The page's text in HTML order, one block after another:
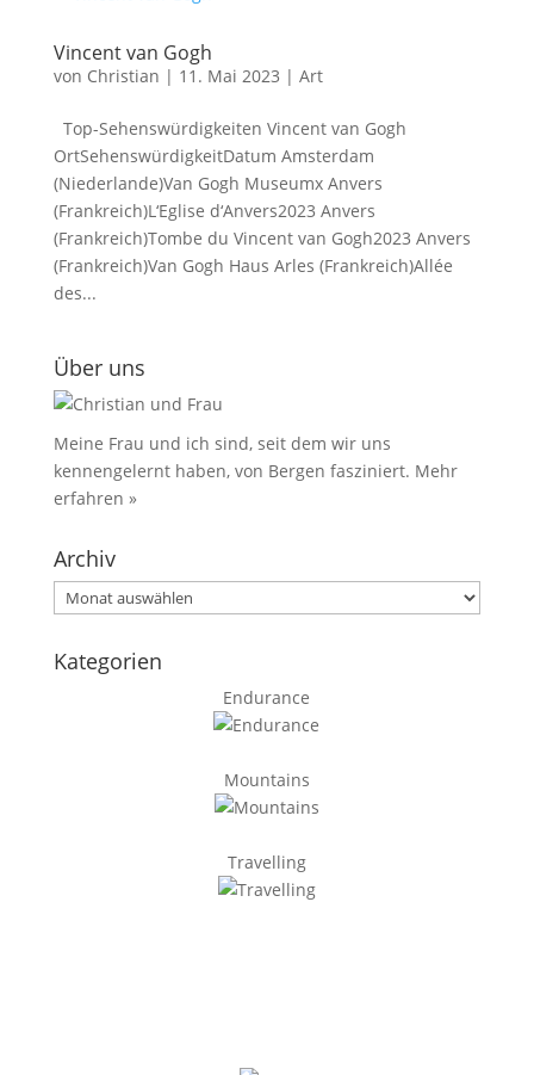
Vincent van Gogh
von Christian | 11. Mai 2023 | Art
Top-Sehenswürdigkeiten Vincent van Gogh
OrtSehenswürdigkeitDatum Amsterdam
(Niederlande)Van Gogh Museumx Anvers
(Frankreich)L‘Eglise d‘Anvers2023 Anvers
(Frankreich)Tombe du Vincent van Gogh2023 Anvers
(Frankreich)Van Gogh Haus Arles (Frankreich)Allée
des...
Über uns
Meine Frau und ich sind, seit dem wir uns
kennengelernt haben, von Bergen fasziniert. Mehr
erfahren »
Archiv
Archiv
Kategorien
Endurance
Mountains
Travelling